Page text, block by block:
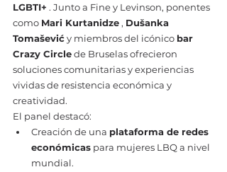
LGBTI+ . Junto a Fine y Levinson, ponentes
como Mari Kurtanidze , Dušanka
Tomašević y miembros del icónico bar
Crazy Circle de Bruselas ofrecieron
soluciones comunitarias y experiencias
vividas de resistencia económica y
creatividad.
El panel destacó:
Creación de una plataforma de redes
económicas para mujeres LBQ a nivel
mundial.